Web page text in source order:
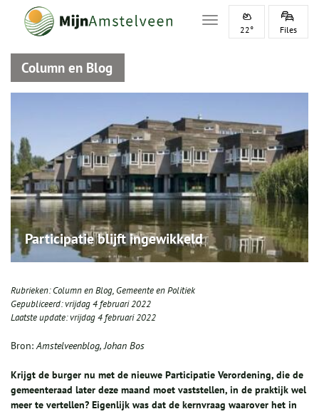
Toggle navigation
22° Files
Column en Blog
Participatie blijft ingewikkeld
Rubrieken:Column en Blog, Gemeente en Politiek
Gepubliceerd:vrijdag 4 februari 2022
Laatste update:vrijdag 4 februari 2022
Bron:Amstelveenblog, Johan Bos
Krijgt de burger nu met de nieuwe Participatie Verordening, die de
gemeenteraad later deze maand moet vaststellen, in de praktijk wel
meer te vertellen? Eigenlijk was dat de kernvraag waarover het in